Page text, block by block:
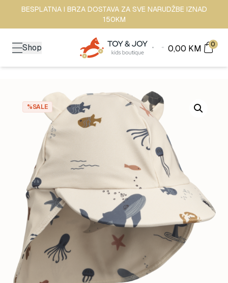
BESPLATNA I BRZA DOSTAVA ZA SVE NARUDŽBE IZNAD
150KM
Shop 0,00 KM 0
%SALE